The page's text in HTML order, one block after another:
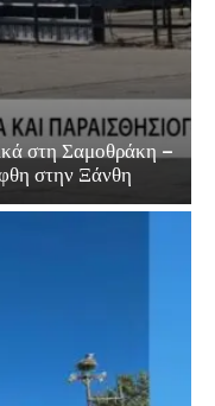
στη Σαμοθράκη –
στην Ξάνθη